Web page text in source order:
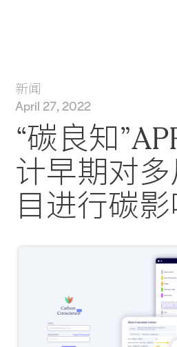
新闻
April 27, 2022
“碳良知
计早期对
目进行碳